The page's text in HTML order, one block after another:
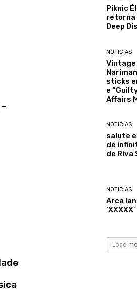
Piknic
retorna
Deep
NOTICIAS
Vintage
sticks
e
Affairs
NOTICIAS
salute
de
de Riva
NOTICIAS
Arca
‘XXXXX’
Load